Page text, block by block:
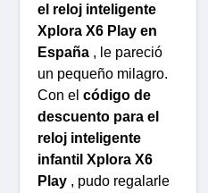
el reloj inteligente
Xplora X6 Play en
España , le pareció
un pequeño milagro.
Con el código de
descuento para el
reloj inteligente
infantil Xplora X6
Play , pudo regalarle